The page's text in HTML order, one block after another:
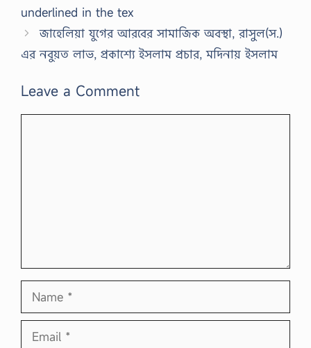
underlined in the tex
জাহেলিয়া যুগের আরবের সামাজিক অবস্থা, রাসুল(স.)
এর নবুয়ত লাভ, প্রকাশ্যে ইসলাম প্রচার, মদিনায় ইসলাম
Leave a Comment
Name
Email